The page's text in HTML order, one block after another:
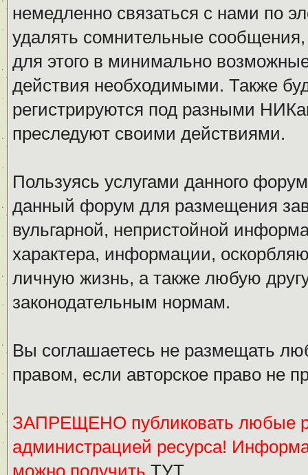
немедленно связаться с нами по
удалять сомнительные
для этого в минимально
действия необходимыми. Также
регистрируются под разными
преследуют своими действиями.
Пользуясь услугами данного
данный форум для размещения
вульгарной, непристойной
характера, информации,
личную жизнь, а также любую
законодательным нормам.
Вы соглашаетесь не размещать
правом, если авторское право не
ЗАПРЕЩЕНО публиковать любые
администрацией ресурса!
можно получить ТУТ